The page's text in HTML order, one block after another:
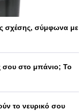
σχέσης, σύμφωνα με
σου στο μπάνιο; Το
το νευρικό σου